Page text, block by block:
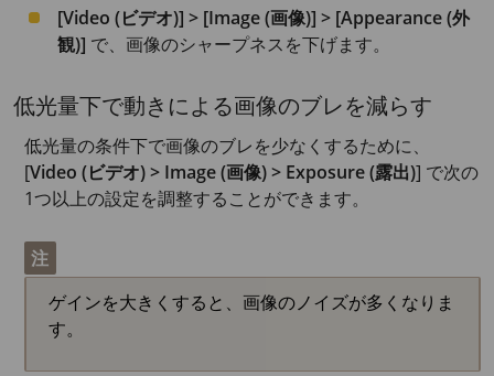
[Video (ビデオ)] > [Image (画像)] > [Appearance (外
観)] で、画像のシャープネスを下げます。
低光量下で動きによる画像のブレを減らす
低光量の条件下で画像のブレを少なくするために、
[Video (ビデオ) > Image (画像) > Exposure (露出)] で次の
1つ以上の設定を調整することができます。
注
ゲインを大きくすると、画像のノイズが多くなりま
す。